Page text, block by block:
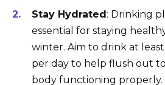
Stay Hydrated : Drinking
essential for staying
winter. Aim to drink at
per day to help flush out
body functioning properly.